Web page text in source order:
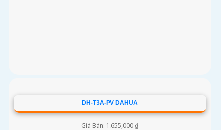
DH-T3A-PV DAHUA
Giá Bán: 1,655,000 ₫